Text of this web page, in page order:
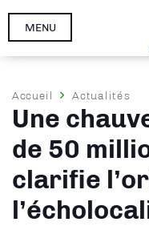
Aller
MENU
Fil
d'Ariane
Accueil Actualités
Une
de 50
clarifie